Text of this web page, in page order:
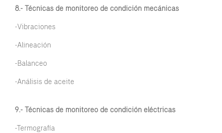
8.- Técnicas de monitoreo de condición mecánicas
-Vibraciones
-Alineación
-Balanceo
-Análisis de aceite
9.- Técnicas de monitoreo de condición eléctricas
-Termografía